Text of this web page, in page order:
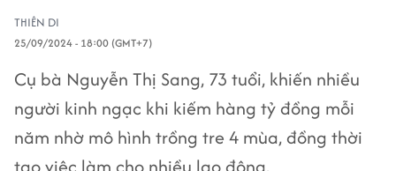
THIÊN DI
25/09/2024 - 18:00 (GMT+7)
Cụ bà Nguyễn Thị Sang, 73 tuổi, khiến nhiều
người kinh ngạc khi kiếm hàng tỷ đồng mỗi
năm nhờ mô hình trồng tre 4 mùa, đồng thời